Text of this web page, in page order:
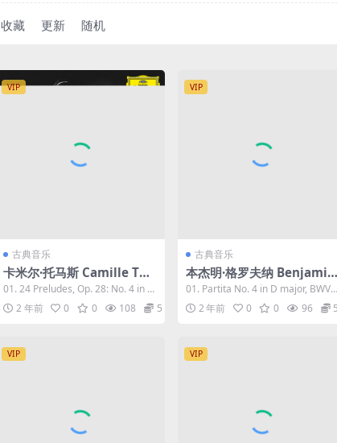
收藏 更新 随机
VIP
古典音乐
卡米尔·托马斯 Camille Tho
mas - The Chopin Project
The Franchomme Legacy
2023 [24Bit/96kHz] [Hi-R
01. 24 Preludes, Op. 28: No. 4 in E
Mino...
2 年前 0 0 108 5
VIP
古典音乐
本杰明·格罗夫纳 Benjamin
Grosvenor - Hi-Res Mast
ers 2023 [24Bit/88.2kHz]
[Hi-Res Flac 2.87GB]
01. Partita No. 4 in D major, BWV 8
28: I...
2 年前 0 0 96 5
VIP VIP